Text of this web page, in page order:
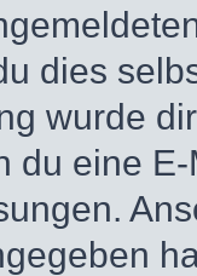
dies
wurde
du eine